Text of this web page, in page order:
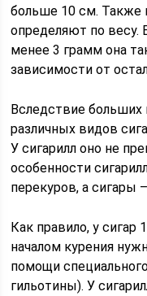
больше 10 см. Также
определяют по весу.
менее 3 грамм она
зависимости от
Вследствие больших
различных видов
У сигарилл оно не
особенности
перекуров, а сигары
Как правило, у сигар
началом курения
помощи
гильотины). У